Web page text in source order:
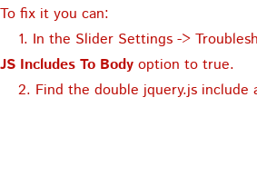
To fix it you can:
1. In the Slider Settings ->
JS Includes To Body option to true.
2. Find the double jquery.js include